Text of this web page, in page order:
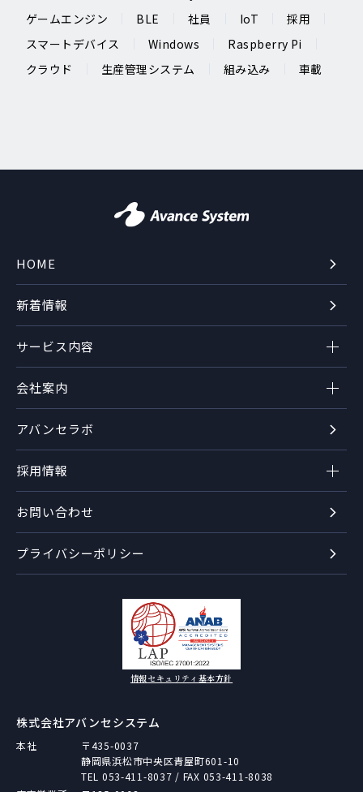
ゲームエンジン
BLE 社員 IoT
採用
スマートデバイス
Windows
Raspberry Pi
クラウド
生産管理システム 組み込み 車載
HOME
サービス内容
会社案内
採用情報
アバンセラボ
新着情報
お問い合わせ
プライバシーポリシー
株式会社アバンセシステム
本社
〒435-0037
静岡県浜松市中央区青屋町601-10
TEL 053-411-8037 / FAX 053-411-8038
情報セキュリティ基本方針